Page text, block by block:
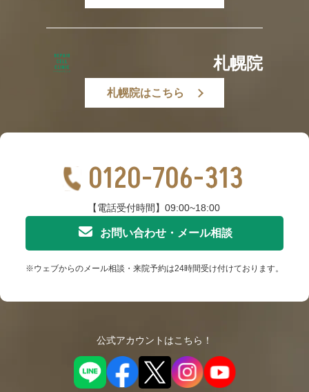
札幌院
札幌院はこちら
0120-706-313
【電話受付時間】09:00~18:00
お問い合わせ・メール相談
※ウェブからのメール相談・来院予約は24時間受け付けております。
公式アカウントはこちら！